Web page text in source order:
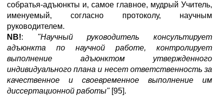
собратья-адъюнкты и, самое главное, мудрый Учитель,
именуемый, согласно протоколу, научным
руководителем.
NB!: "Научный руководитель консультирует
адъюнкта по научной работе, контролирует
выполнение адъюнктом утвержденного
индивидуального плана и несет ответственность за
качественное и своевременное выполнение им
диссертационной работы" [95].